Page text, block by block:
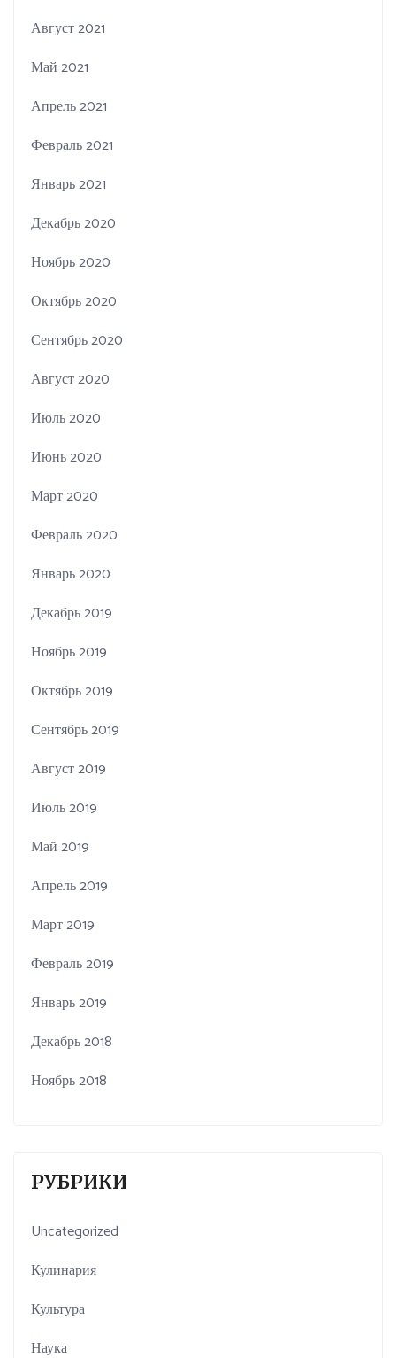
Август 2021
Май 2021
Апрель 2021
Февраль 2021
Январь 2021
Декабрь 2020
Ноябрь 2020
Октябрь 2020
Сентябрь 2020
Август 2020
Июль 2020
Июнь 2020
Март 2020
Февраль 2020
Январь 2020
Декабрь 2019
Ноябрь 2019
Октябрь 2019
Сентябрь 2019
Август 2019
Июль 2019
Май 2019
Апрель 2019
Март 2019
Февраль 2019
Январь 2019
Декабрь 2018
Ноябрь 2018
РУБРИКИ
Uncategorized
Кулинария
Культура
Наука